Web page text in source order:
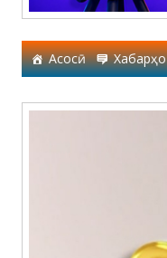
Асосӣ Хабарҳо